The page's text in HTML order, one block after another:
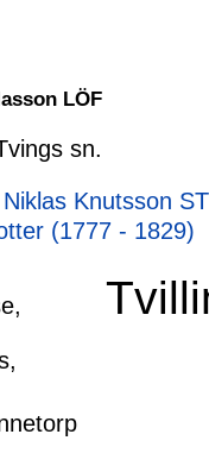
LÖF
sn.
Knutsson
(1777 - 1829)